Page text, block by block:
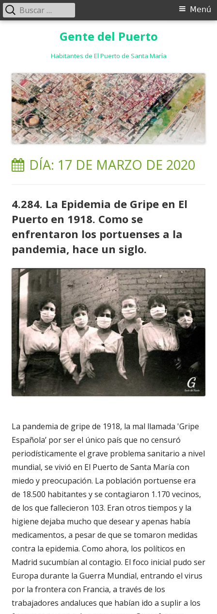
Gente del Puerto
Habitantes de El Puerto de Santa María
Menú
Menú
Buscar:
DÍA: 17 DE MARZO DE 2020
4.284. La Epidemia de Gripe en El
Puerto en 1918. Como se
enfrentaron los portuenses a la
pandemia, hace un siglo.
La pandemia de gripe de 1918, la mal llamada 'Gripe
Española’ por ser el único país que no censuró
periodísticamente el grave problema sanitario a nivel
mundial, se vivió en El Puerto de Santa María con
miedo y preocupación. La población portuense era
de 18.500 habitantes y se contagiaron 1.170 vecinos,
de los que fallecieron 103. Eran otros tiempos y la
higiene dejaba mucho que desear y apenas había
medicamentos, a pesar de que se tomaron medidas
contra la epidemia. Como ahora, los políticos en
Madrid sucumbían al contagio. El foco inicial pudo ser
Europa durante la Guerra Mundial, entrando el virus
por la frontera con Francia, a través de los
trabajadores andaluces que habían ido a suplir a los